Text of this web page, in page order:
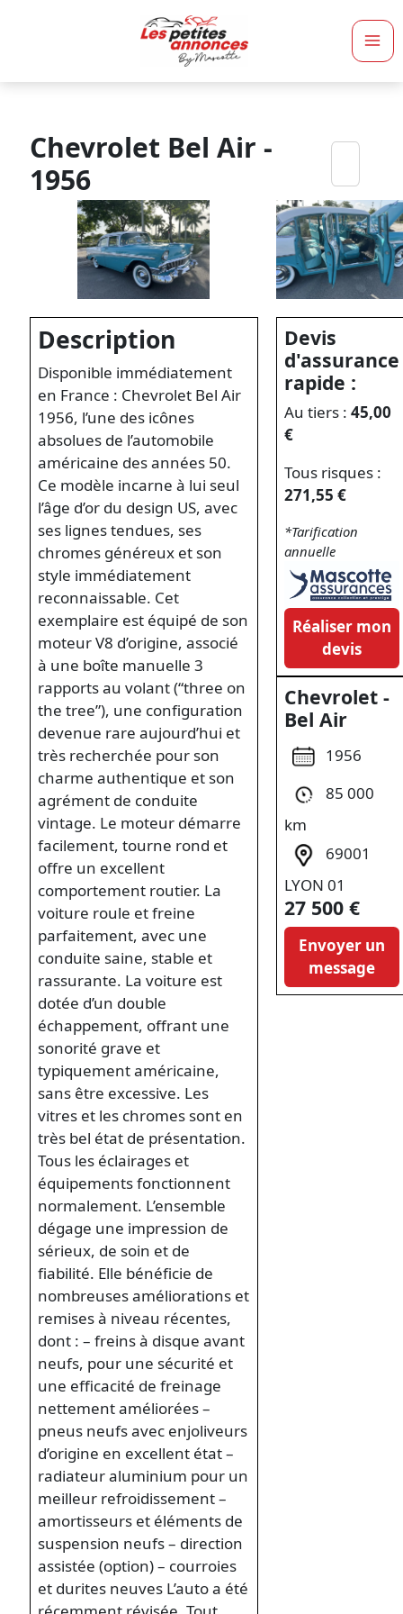
Chevrolet Bel Air -
1956
Description
Disponible immédiatement
en France : Chevrolet Bel Air
1956, l’une des icônes
absolues de l’automobile
américaine des années 50.
Ce modèle incarne à lui seul
l’âge d’or du design US, avec
ses lignes tendues, ses
chromes généreux et son
style immédiatement
reconnaissable. Cet
exemplaire est équipé de son
moteur V8 d’origine, associé
à une boîte manuelle 3
rapports au volant (“three on
the tree”), une configuration
devenue rare aujourd’hui et
très recherchée pour son
charme authentique et son
agrément de conduite
vintage. Le moteur démarre
facilement, tourne rond et
offre un excellent
comportement routier. La
voiture roule et freine
parfaitement, avec une
conduite saine, stable et
rassurante. La voiture est
dotée d’un double
échappement, offrant une
sonorité grave et
typiquement américaine,
sans être excessive. Les
vitres et les chromes sont en
très bel état de présentation.
Tous les éclairages et
équipements fonctionnent
normalement. L’ensemble
dégage une impression de
sérieux, de soin et de
fiabilité. Elle bénéficie de
nombreuses améliorations et
remises à niveau récentes,
dont : – freins à disque avant
neufs, pour une sécurité et
une efficacité de freinage
nettement améliorées –
pneus neufs avec enjoliveurs
d’origine en excellent état –
radiateur aluminium pour un
meilleur refroidissement –
amortisseurs et éléments de
suspension neufs – direction
assistée (option) – courroies
et durites neuves L’auto a été
Devis
d'assurance
rapide :
Au tiers :45,00
€
Tous risques :
271,55 €
*Tarification
annuelle
Réaliser mon
devis
Chevrolet -
Bel Air
1956
85 000
km
69001
LYON 01
27 500 €
Envoyer un
message